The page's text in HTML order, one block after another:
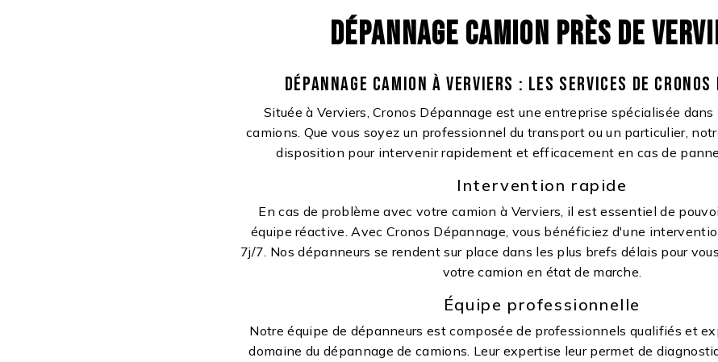
DÉPANNAGE CAMION PRÈS DE
DÉPANNAGE CAMION À VERVIERS : LES SERVICES DE CRONOS
Située à Verviers, Cronos Dépannage est une entreprise spécialisée
camions. Que vous soyez un professionnel du transport ou un particulier,
disposition pour intervenir rapidement et efficacement en cas de
Intervention rapide
En cas de problème avec votre camion à Verviers, il est essentiel de
équipe réactive. Avec Cronos Dépannage, vous bénéficiez d'une
7j/7. Nos dépanneurs se rendent sur place dans les plus brefs délais pour
votre camion en état de marche.
Équipe professionnelle
Notre équipe de dépanneurs est composée de professionnels qualifiés et
domaine du dépannage de camions. Leur expertise leur permet de